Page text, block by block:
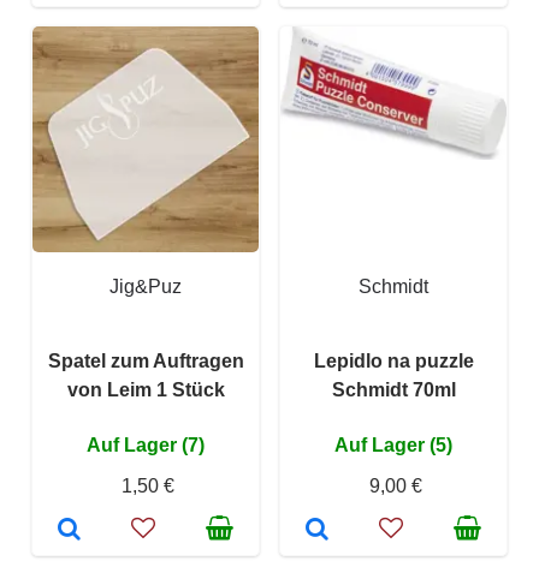
Jig&Puz
Spatel zum Auftragen
von Leim 1 Stück
Auf Lager (7)
1,50 €
Schmidt
Lepidlo na puzzle
Schmidt 70ml
Auf Lager (5)
9,00 €